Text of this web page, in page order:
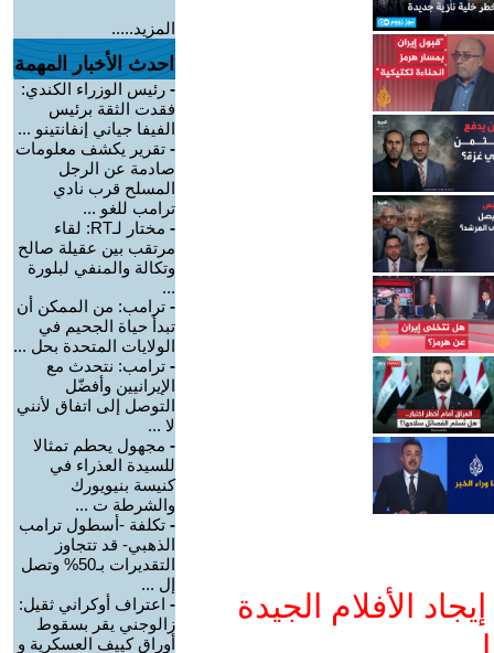
الأفلام الجيدة
المزيد.....
احدث الأخبار المهمة
- رئيس الوزراء الكندي:
فقدت الثقة برئيس
الفيفا جياني إنفانتينو ...
- تقرير يكشف معلومات
صادمة عن الرجل
المسلح قرب نادي
ترامب للغو ...
-
مختار لـRT: لقاء
مرتقب بين عقيلة صالح
وتكالة والمنفي لبلورة
...
- ترامب: من الممكن أن
تبدأ حياة الجحيم في
الولايات المتحدة بحل ...
- ترامب: نتحدث مع
الإيرانيين وأفضّل
التوصل إلى اتفاق لأنني
لا ...
- مجهول يحطم تمثالا
للسيدة العذراء في
كنيسة بنيويورك
والشرطة ت ...
- تكلفة -أسطول ترامب
الذهبي- قد تتجاوز
التقديرات بـ50% وتصل
إل ...
- اعتراف أوكراني ثقيل:
زالوجني يقر بسقوط
أوراق كييف العسكرية و